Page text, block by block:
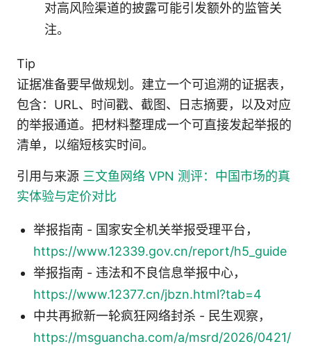
对高风险渠道的披露可能引发额外的监管关
注。
Tip
证据准备要早做规划。建立一个可追溯的证据表，
包含：URL、时间戳、截图、日志摘要，以及对应
的举报通道。把材料整理成一个可直接发起举报的
清单，以缩短核实时间。
引用与来源 三文鱼网络 VPN 测评：中国市场的真
实体验与定价对比
举报指南 - 国家安全机关举报受理平台，
https://www.12339.gov.cn/report/h5_guide
举报指南 - 违法和不良信息举报中心，
https://www.12377.cn/jbzn.html?tab=4
中共再掀新一轮疯狂网络封杀 - 民生观察，
https://msguancha.com/a/msrd/2026/0421/